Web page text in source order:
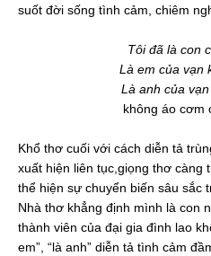
suốt đời sống tình cảm, chiêm
Tôi đã là con
Là em của vạn
Là anh của
không áo cơm
Khổ thơ cuối với cách diễn tả
xuất hiện liên tục,giọng thơ càng
thể hiện sự chuyển biến sâu sắc
Nhà thơ khẳng định mình là con
thành viên của đại gia đình lao
em”, “là anh” diễn tả tình cảm